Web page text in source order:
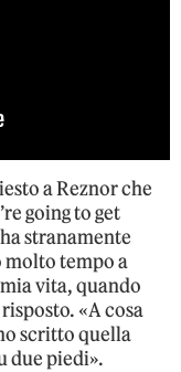
a Reznor che
going to get
stranamente
molto tempo a
vita, quando
«A cosa
scritto quella
due piedi».